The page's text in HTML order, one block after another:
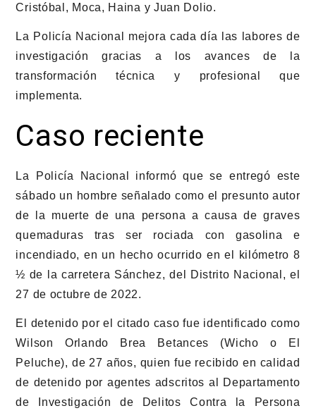
Cristóbal, Moca, Haina y Juan Dolio.
La Policía Nacional mejora cada día las labores de
investigación gracias a los avances de la
transformación técnica y profesional que
implementa.
Caso reciente
La Policía Nacional informó que se entregó este
sábado un hombre señalado como el presunto autor
de la muerte de una persona a causa de graves
quemaduras tras ser rociada con gasolina e
incendiado, en un hecho ocurrido en el kilómetro 8
½ de la carretera Sánchez, del Distrito Nacional, el
27 de octubre de 2022.
El detenido por el citado caso fue identificado como
Wilson Orlando Brea Betances (Wicho o El
Peluche), de 27 años, quien fue recibido en calidad
de detenido por agentes adscritos al Departamento
de Investigación de Delitos Contra la Persona